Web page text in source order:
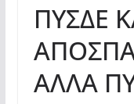
ΠΥΣΔΕ
ΑΛΛΑ